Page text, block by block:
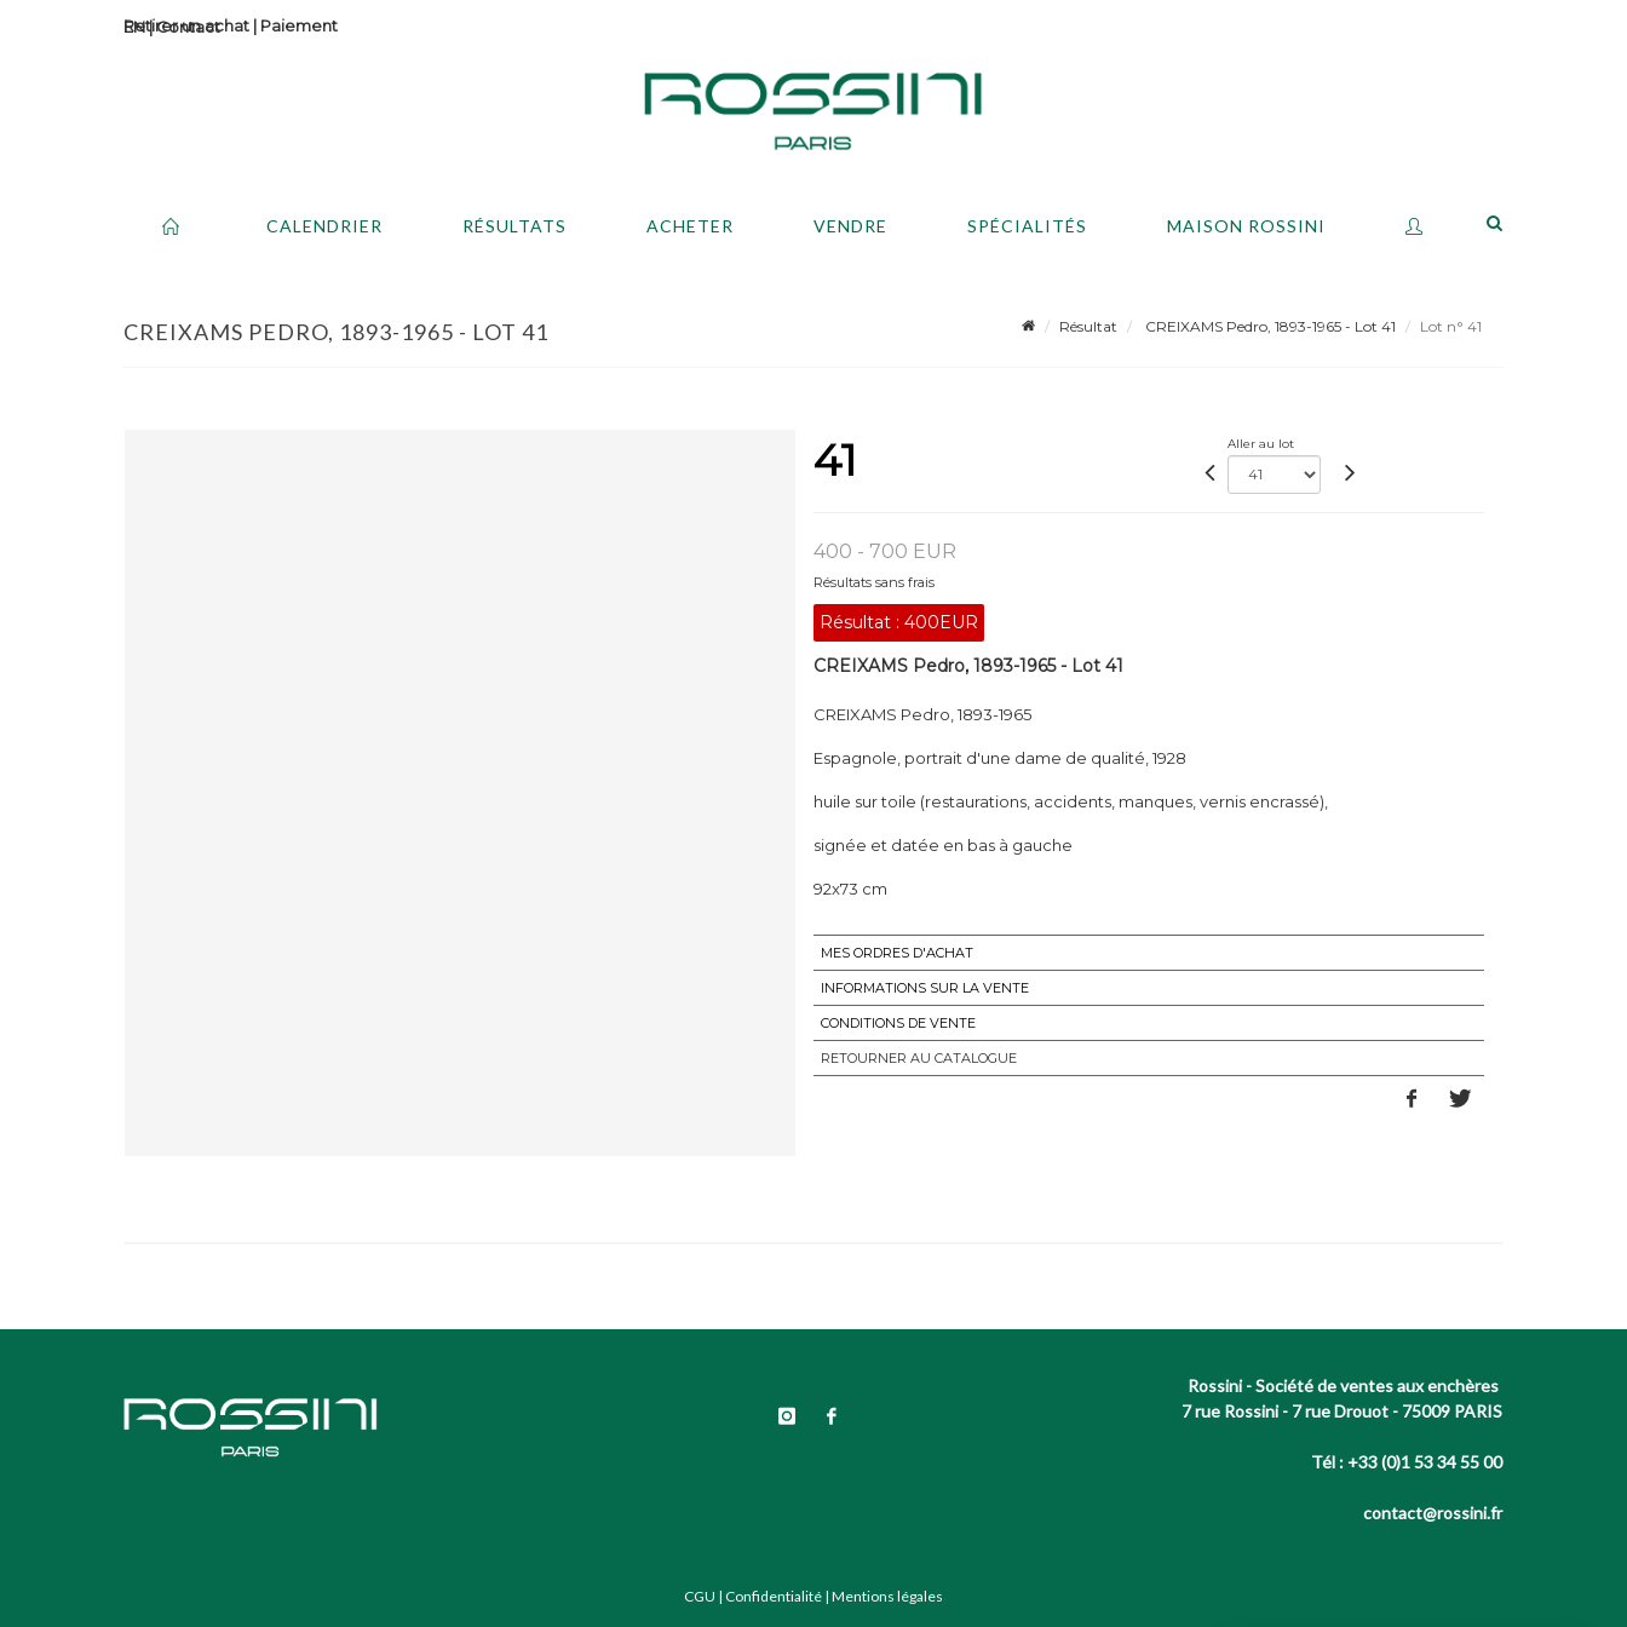
Contact
Retirer un achat | Paiement
CALENDRIER RÉSULTATS ACHETER VENDRE SPÉCIALITÉS MAISON ROSSINI
CREIXAMS PEDRO, 1893-1965 - LOT 41 Résultat CREIXAMS Pedro, 1893-1965 - Lot 41 Lot n° 41
41 Aller au lot
400 - 700 EUR
Résultats sans frais
Résultat : 400EUR
CREIXAMS Pedro, 1893-1965 - Lot 41
CREIXAMS Pedro, 1893-1965
Espagnole, portrait d'une dame de qualité, 1928
huile sur toile (restaurations, accidents, manques, vernis encrassé),
signée et datée en bas à gauche
92x73 cm
MES ORDRES D'ACHAT
INFORMATIONS SUR LA VENTE
CONDITIONS DE VENTE
RETOURNER AU CATALOGUE
Rossini - Société de ventes aux enchères
7 rue Rossini - 7 rue Drouot - 75009 PARIS
Tél : +33 (0)1 53 34 55 00
contact@rossini.fr
CGU | Confidentialité | Mentions légales